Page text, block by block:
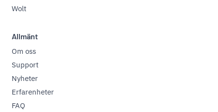
Wolt
Allmänt
Om oss
Support
Nyheter
Erfarenheter
FAQ